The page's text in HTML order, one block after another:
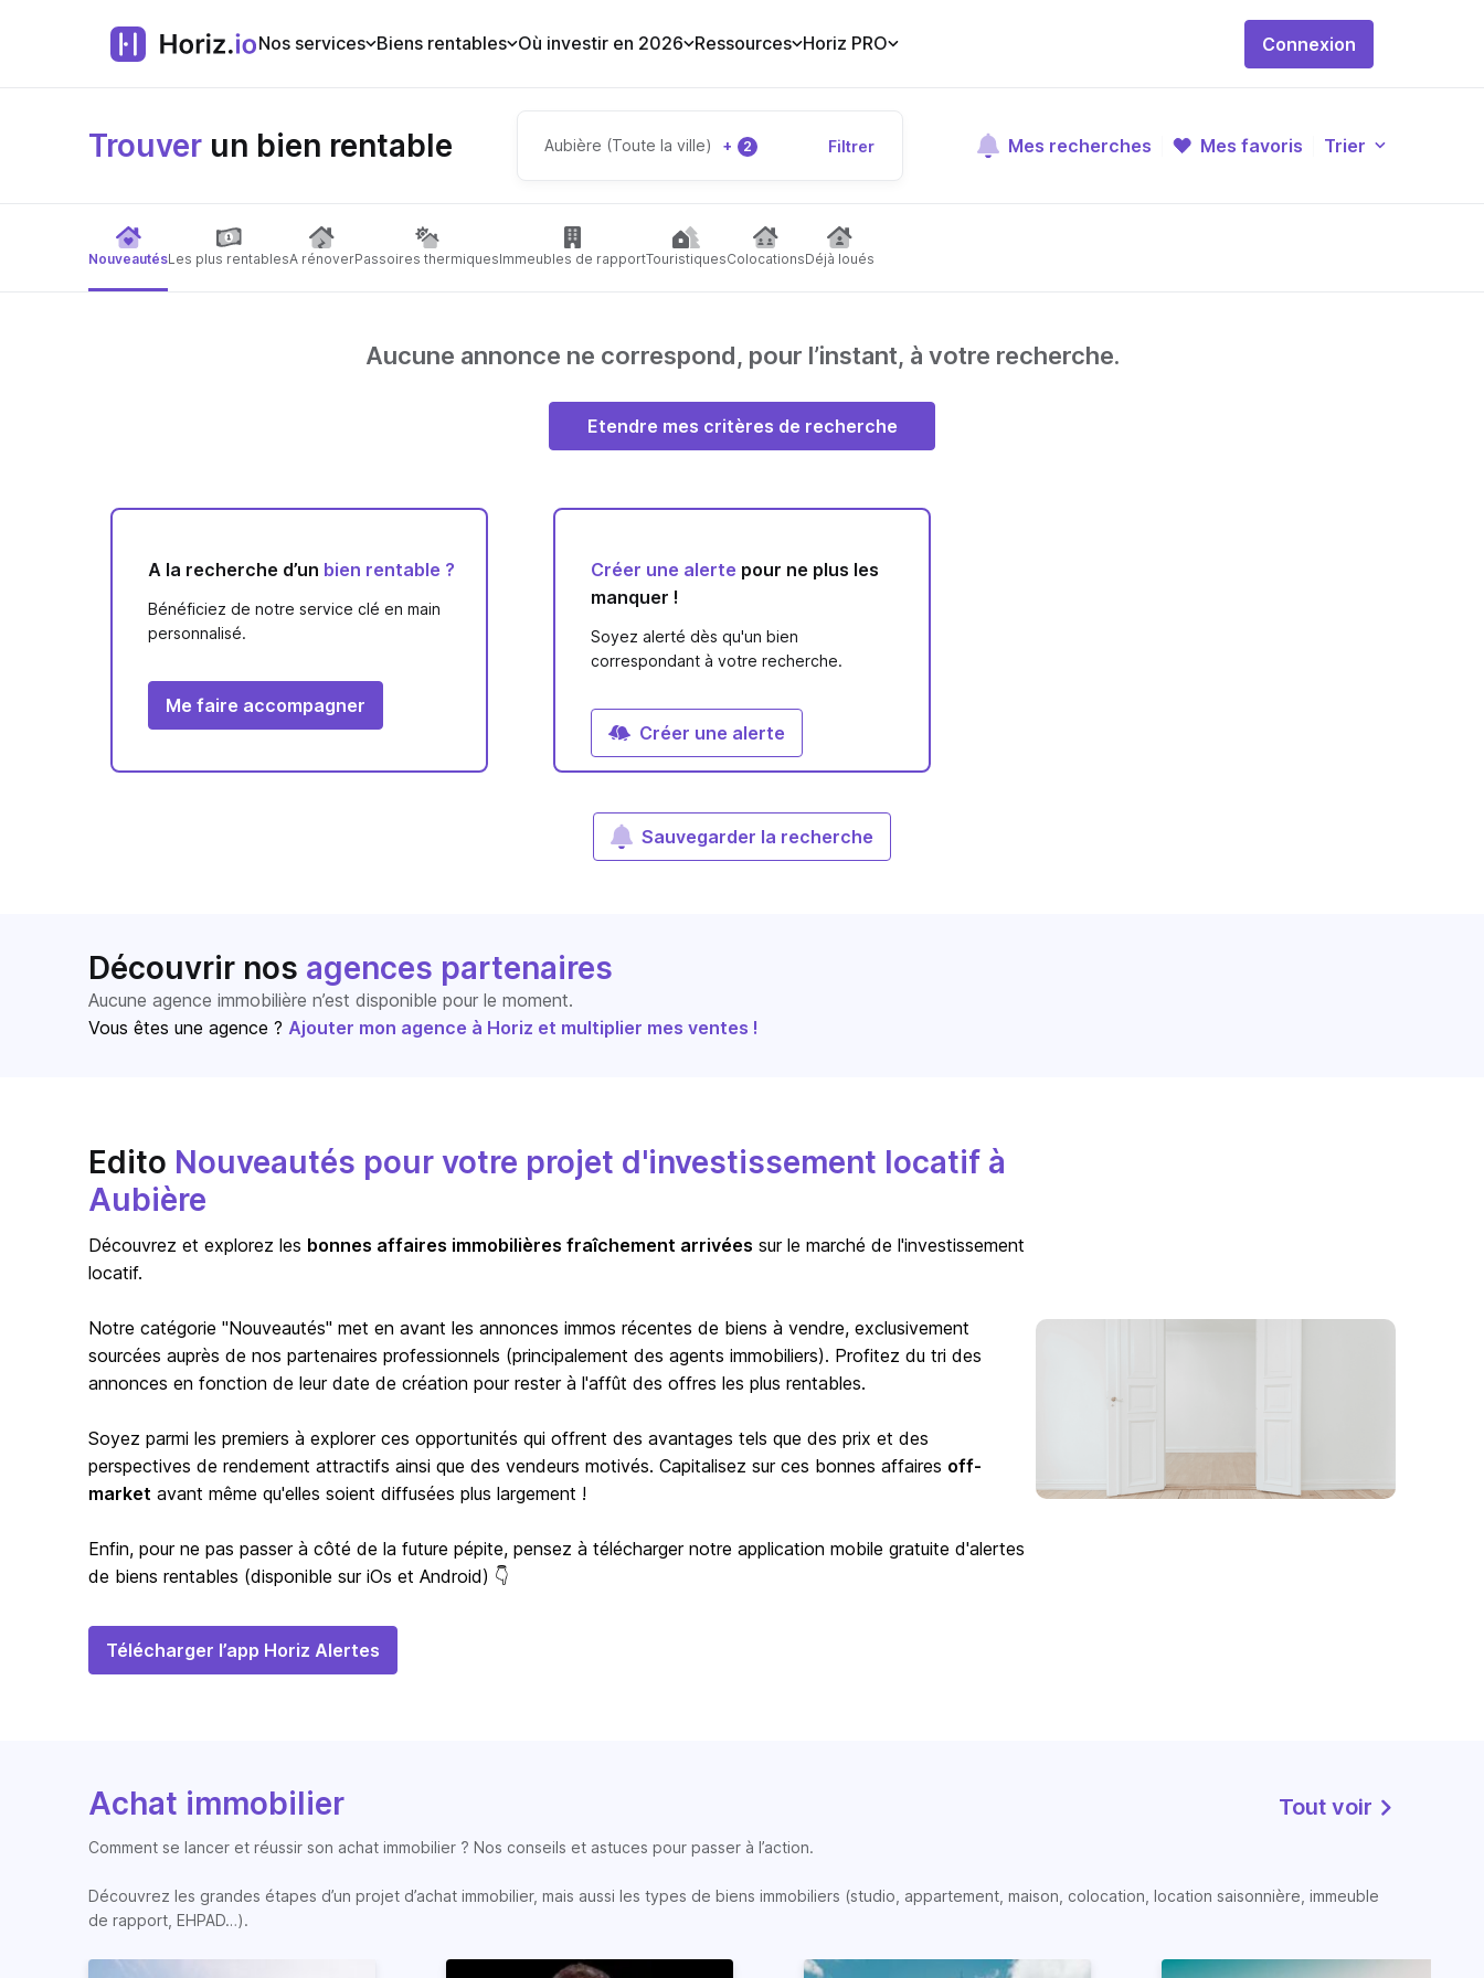
Nos services Biens rentables Où investir en 2026 Ressources Horiz PRO Connexion
Trouver un bien rentable Aubière (Toute la ville) + 2 Filtrer Mes recherches Mes favoris Trier
NouveautésLes plus rentablesA rénoverPassoires thermiquesImmeubles de rapportTouristiquesColocationsDéjà loués
Aucune annonce ne correspond, pour l’instant, à votre recherche.
Etendre mes critères de recherche
A la recherche d’un bien rentable ?
Bénéficiez de notre service clé en main
personnalisé.
Me faire accompagner
Créer une alerte pour ne plus les
manquer !
Soyez alerté dès qu'un bien
correspondant à votre recherche.
Créer une alerte
Sauvegarder la recherche
Découvrir nos agences partenaires
Aucune agence immobilière n’est disponible pour le moment.
Vous êtes une agence ? Ajouter mon agence à Horiz et multiplier mes ventes !
Edito Nouveautés pour votre projet d'investissement locatif à
Aubière
Découvrez et explorez les bonnes affaires immobilières fraîchement arrivées sur le marché de l'investissement
locatif.
Notre catégorie "Nouveautés" met en avant les annonces immos récentes de biens à vendre, exclusivement
sourcées auprès de nos partenaires professionnels (principalement des agents immobiliers). Profitez du tri des
annonces en fonction de leur date de création pour rester à l'affût des offres les plus rentables.
Soyez parmi les premiers à explorer ces opportunités qui offrent des avantages tels que des prix et des
perspectives de rendement attractifs ainsi que des vendeurs motivés. Capitalisez sur ces bonnes affaires off-
market avant même qu'elles soient diffusées plus largement !
Enfin, pour ne pas passer à côté de la future pépite, pensez à télécharger notre application mobile gratuite d'alertes
de biens rentables (disponible sur iOs et Android) 👇
Télécharger l’app Horiz Alertes
Achat immobilier Tout voir
Comment se lancer et réussir son achat immobilier ? Nos conseils et astuces pour passer à l’action.
Découvrez les grandes étapes d’un projet d’achat immobilier, mais aussi les types de biens immobiliers (studio, appartement, maison, colocation, location saisonnière, immeuble
de rapport, EHPAD…).